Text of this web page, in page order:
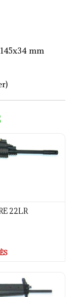
mm
22LR